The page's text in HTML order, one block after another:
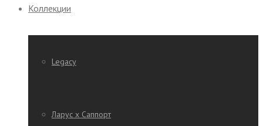
Коллекции
Legacy
Ларус х Саппорт